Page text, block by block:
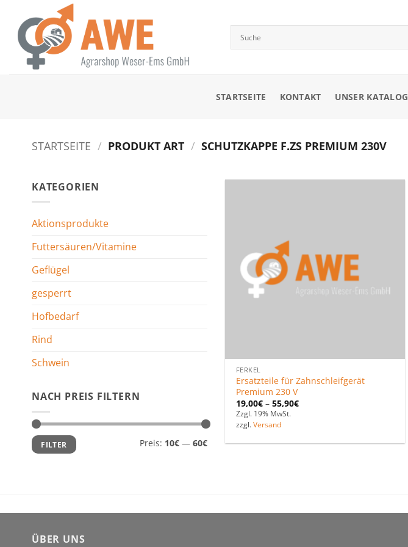
Inhalt
springen
STARTSEITE KONTAKT UNSER KATALOG
STARTSEITE / PRODUKT ART / SCHUTZKAPPE F.ZS PREMIUM 230V
KATEGORIEN
Aktionsprodukte
Futtersäuren/Vitamine
Geflügel
gesperrt
Hofbedarf
Rind
Schwein
NACH PREIS FILTERN
Min.
Preis
Max.
Preis
FILTER Preis: 10€— 60€
FERKEL
Ersatzteile für Zahnschleifgerät
Premium 230 V
19,00€– 55,90€
Zzgl. 19% MwSt.
zzgl. Versand
ÜBER UNS